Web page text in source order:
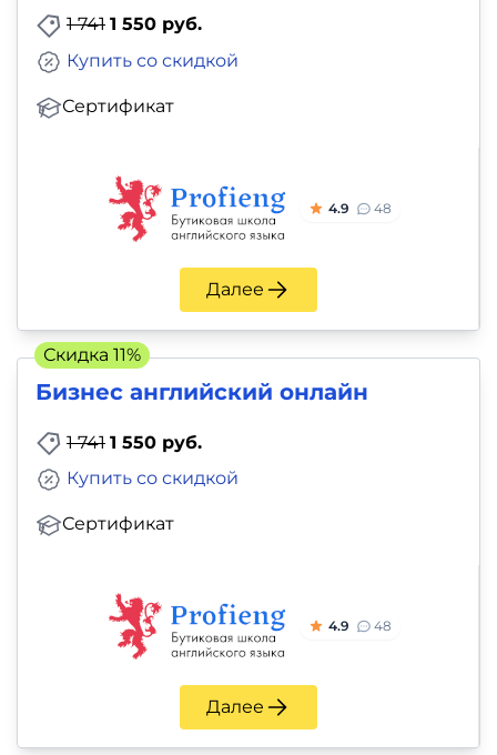
1 741 1 550 руб.
Сертификат
Купить со скидкой
4.9 48
Далее
Бизнес английский онлайн
1 741 1 550 руб.
Сертификат
Купить со скидкой
4.9 48
Далее
Скидка 11%